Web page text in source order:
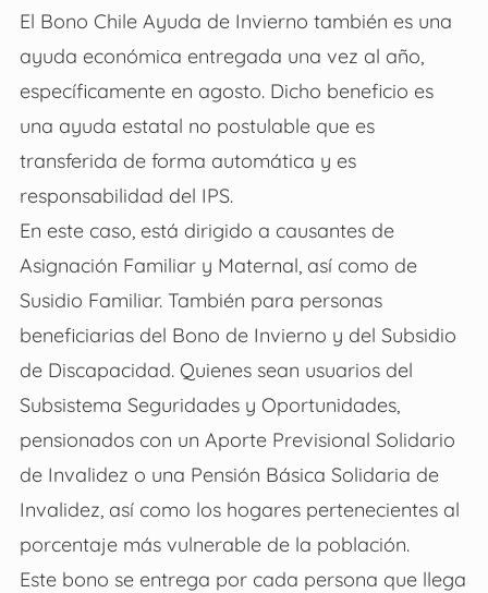
El Bono Chile Ayuda de Invierno también es una
ayuda económica entregada una vez al año,
específicamente en agosto. Dicho beneficio es
una ayuda estatal no postulable que es
transferida de forma automática y es
responsabilidad del IPS.
En este caso, está dirigido a causantes de
Asignación Familiar y Maternal, así como de
Susidio Familiar. También para personas
beneficiarias del Bono de Invierno y del Subsidio
de Discapacidad. Quienes sean usuarios del
Subsistema Seguridades y Oportunidades,
pensionados con un Aporte Previsional Solidario
de Invalidez o una Pensión Básica Solidaria de
Invalidez, así como los hogares pertenecientes al
porcentaje más vulnerable de la población.
Este bono se entrega por cada persona que llega